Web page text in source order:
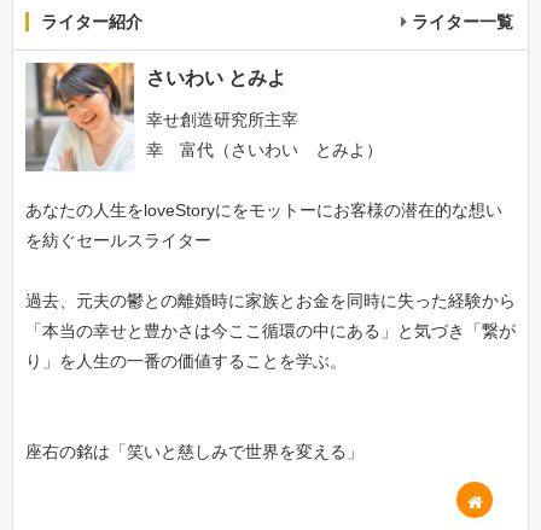
ライター紹介 ライター一覧
さいわい とみよ
幸せ創造研究所主宰
幸 富代（さいわい とみよ）
あなたの人生をloveStoryにをモットーにお客様の潜在的な想い
を紡ぐセールスライター
過去、元夫の鬱との離婚時に家族とお金を同時に失った経験から
「本当の幸せと豊かさは今ここ循環の中にある」と気づき「繋が
り」を人生の一番の価値することを学ぶ。
座右の銘は「笑いと慈しみで世界を変える」